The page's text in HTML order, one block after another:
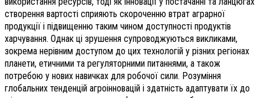
створення вартості сприяють скороченню втрат аграрної
продукції і підвищенню таким чином доступності продуктів
харчування. Однак ці зрушення супроводжуються викликами,
зокрема нерівним доступом до цих технологій у різних регіонах
планети, етичними та регуляторними питаннями, а також
потребою у нових навичках для робочої сили. Розуміння
глобальних тенденцій агроінновацій і здатність адаптувати їх до